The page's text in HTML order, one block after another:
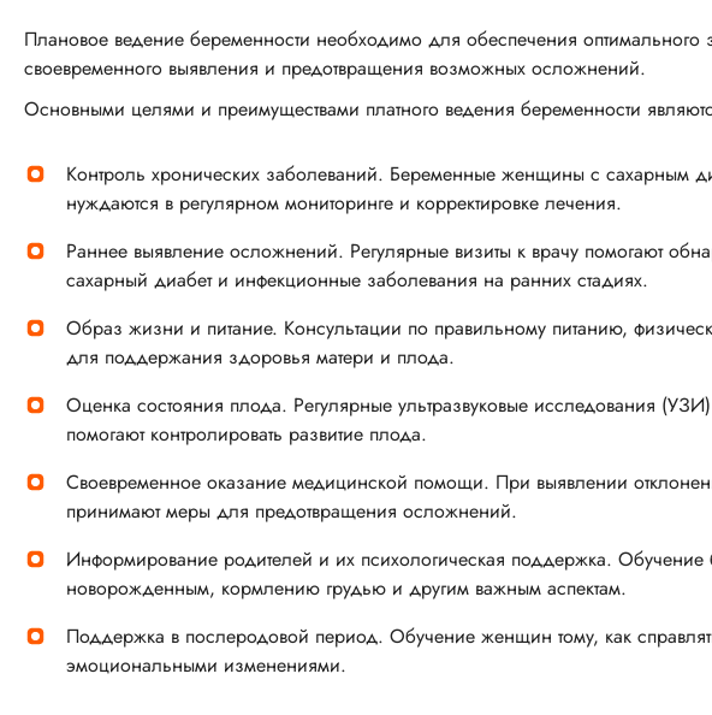
Плановое ведение беременности необходимо для обеспечения оптимального
своевременного выявления и предотвращения возможных осложнений.
Основными целями и преимуществами платного ведения беременности
Контроль хронических заболеваний. Беременные женщины с сахарным
нуждаются в регулярном мониторинге и корректировке лечения.
Раннее выявление осложнений. Регулярные визиты к врачу помогают
сахарный диабет и инфекционные заболевания на ранних стадиях.
Образ жизни и питание. Консультации по правильному питанию,
для поддержания здоровья матери и плода.
Оценка состояния плода. Регулярные ультразвуковые исследования
помогают контролировать развитие плода.
Своевременное оказание медицинской помощи. При выявлении
принимают меры для предотвращения осложнений.
Информирование родителей и их психологическая поддержка.
новорожденным, кормлению грудью и другим важным аспектам.
Поддержка в послеродовой период. Обучение женщин тому, как
эмоциональными изменениями.